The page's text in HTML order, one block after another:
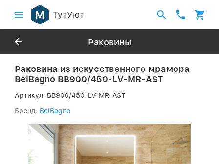
ТутУют
Раковины
Раковина из искусственного мрамора
BelBagno BB900/450-LV-MR-AST
Артикул: BB900/450-LV-MR-AST
Бренд: BelBagno